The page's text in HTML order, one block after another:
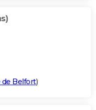
Belfort)